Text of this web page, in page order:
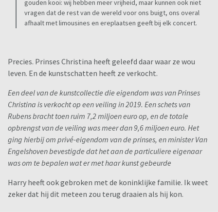
gouden kooi: wij hebben meer vrijheid, maar kunnen ook niet
vragen dat de rest van de wereld voor ons buigt, ons overal
afhaalt met limousines en ereplaatsen geeft bij elk concert.
Precies. Prinses Christina heeft geleefd daar waar ze wou
leven. En de kunstschatten heeft ze verkocht.
Een deel van de kunstcollectie die eigendom was van Prinses
Christina is verkocht op een veiling in 2019. Een schets van
Rubens bracht toen ruim 7,2 miljoen euro op, en de totale
opbrengst van de veiling was meer dan 9,6 miljoen euro. Het
ging hierbij om privé-eigendom van de prinses, en minister Van
Engelshoven bevestigde dat het aan de particuliere eigenaar
was om te bepalen wat er met haar kunst gebeurde
Harry heeft ook gebroken met de koninklijke familie. Ik weet
zeker dat hij dit meteen zou terug draaien als hij kon.